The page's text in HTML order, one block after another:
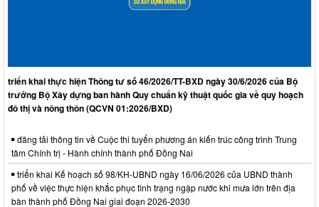
triển khai thực hiện Thông tư số 46/2026/TT-BXD ngày 30/6/2026 của Bộ
trưởng Bộ Xây dựng ban hành Quy chuẩn kỹ thuật quốc gia về quy hoạch
đô thị và nông thôn (QCVN 01:2026/BXD)
đăng tải thông tin về Cuộc thi tuyển phương án kiến trúc công trình Trung
tâm Chính trị - Hành chính thành phố Đồng Nai
triển khai Kế hoạch số 98/KH-UBND ngày 16/06/2026 của UBND thành
phố về việc thực hiện khắc phục tình trạng ngập nước khi mưa lớn trên địa
bàn thành phố Đồng Nai giai đoạn 2026-2030